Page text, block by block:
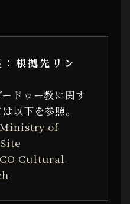
：根拠先リン
ドゥー教に関す
以下を参照。
of
Cultural